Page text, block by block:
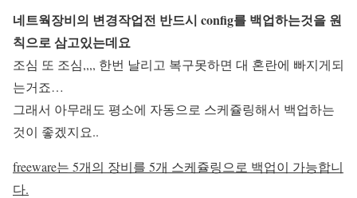
네트웍장비의 변경작업전 반드시 config를 백업하는것을 원
칙으로 삼고있는데요
조심 또 조심,,,, 한번 날리고 복구못하면 대 혼란에 빠지게되
는거죠…
그래서 아무래도 평소에 자동으로 스케쥴링해서 백업하는
것이 좋겠지요..
freeware는 5개의 장비를 5개 스케쥴링으로 백업이 가능합니
다.